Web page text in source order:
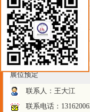
网络媒体
联系我们
展位预定
联系人：王大江
联系电话：